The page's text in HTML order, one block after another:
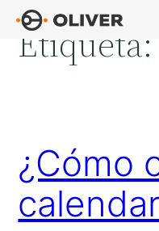
Saltar
contenido
Etiqueta:
¿Cómo